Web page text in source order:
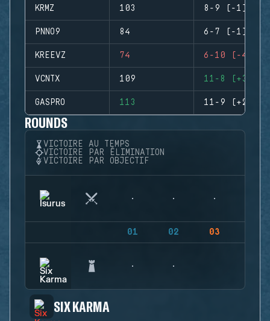
KRMZ 103 8-9 (-1)
PNNO9 84 6-7 (-1)
KREEVZ 74 6-10 (-4)
VCNTX 109 11-8 (+3)
GASPRO 113 11-9 (+2)
ROUNDS
VICTOIRE AU TEMPS
VICTOIRE PAR ÉLIMINATION
VICTOIRE PAR OBJECTIF
01 02 03
SIX KARMA